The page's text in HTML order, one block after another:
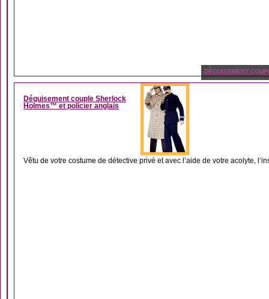
DÉGUISEMENT
Déguisement couple Sherlock
Holmes™ et policier anglais
Vêtu de votre costume de détective privé et avec l’aide de votre acolyte,